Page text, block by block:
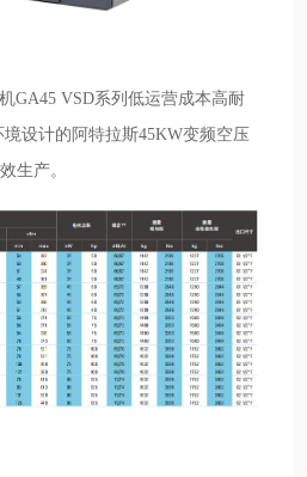
GA45 VSD系列低运营成本高耐
设计的阿特拉斯45KW变频空压
生产。